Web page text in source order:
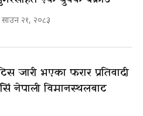
साउन २१, २०८३
जारी भएका फरार प्रतिवादी
नेपाली विमानस्थलबाट